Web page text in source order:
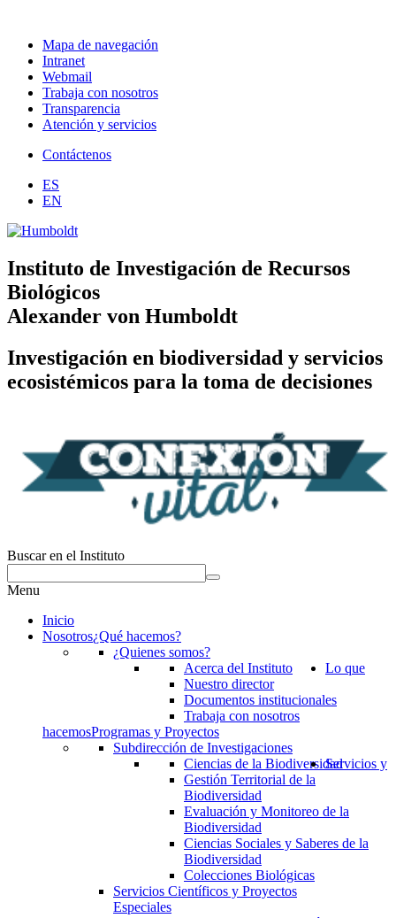
Mapa de navegación
Intranet
Webmail
Trabaja con nosotros
Transparencia
Atención y servicios
Contáctenos
ES
EN
Instituto de Investigación de Recursos
Biológicos
Alexander von Humboldt
Investigación en biodiversidad y servicios
ecosistémicos para la toma de decisiones
Buscar en el Instituto
Menu
Inicio
Nosotros¿Qué hacemos?
¿Quienes somos?
Acerca del Instituto
Nuestro director
Documentos institucionales
Trabaja con nosotros
Lo que
hacemosProgramas y Proyectos
Subdirección de Investigaciones
Ciencias de la Biodiversidad
Gestión Territorial de la
Biodiversidad
Evaluación y Monitoreo de la
Biodiversidad
Ciencias Sociales y Saberes de la
Biodiversidad
Colecciones Biológicas
Servicios Científicos y Proyectos
Especiales
Servicios y